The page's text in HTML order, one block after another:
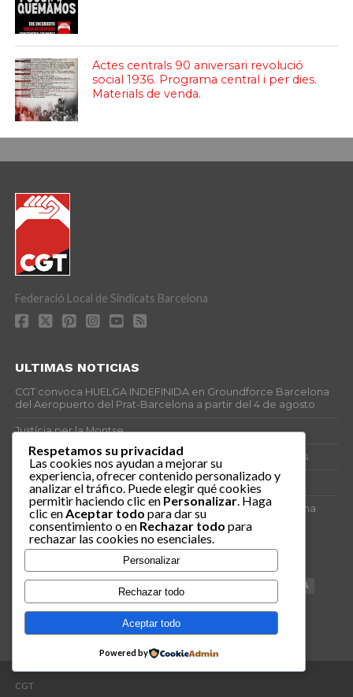
Actes centrals 90 aniversari revolució
social 1936. Programa central i per dies.
Materials de venda.
Federació Local de Sindicats Barcelona
ULTIMAS NOTICIAS
CGT convoca HUELGA INDEFINIDA en Groundforce Barcelona
del Aeropuerto del Prat-Barcelona a partir del 4 de agosto
Justícia per la Montse
25J – Día Mundial para la Prevención de los Ahogamientos
ERE encubierto en H&M Concentrix
Actes centrals 90 aniversari revolució social 1936. Programa
central i per dies. Materials de venda.
VAGA TELEMARKETING NETEJA
CONFERENCIA
DOCUMENTAL
SANITAT CATSALUT 061 ANTI-MWC
CGT
Respetamos su privacidad
Las cookies nos ayudan a mejorar su
experiencia, ofrecer contenido personalizado y
analizar el tráfico. Puede elegir qué cookies
permitir haciendo clic en Personalizar . Haga
clic en Aceptar todo para dar su
consentimiento o en Rechazar todo para
rechazar las cookies no esenciales.
Personalizar
Rechazar todo
Aceptar todo
Powered by